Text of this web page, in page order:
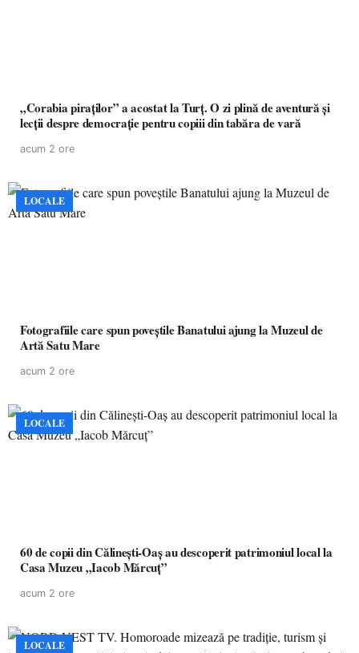
„Corabia piraților” a acostat la Turț. O zi plină de aventură și
lecții despre democrație pentru copiii din tabăra de vară
acum 2 ore
LOCALE
Fotografiile care spun poveștile Banatului ajung la Muzeul de
Artă Satu Mare
acum 2 ore
LOCALE
60 de copii din Călinești-Oaș au descoperit patrimoniul local la
Casa Muzeu „Iacob Mărcuț”
acum 2 ore
LOCALE